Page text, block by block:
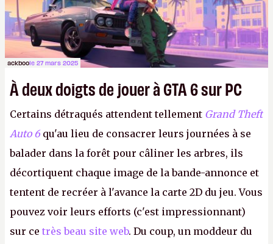
ackboole 27 mars 2025
À deux doigts de jouer à GTA 6 sur PC
Certains détraqués attendent tellement Grand Theft
Auto 6 qu'au lieu de consacrer leurs journées à se
balader dans la forêt pour câliner les arbres, ils
décortiquent chaque image de la bande-annonce et
tentent de recréer à l'avance la carte 2D du jeu. Vous
pouvez voir leurs efforts (c'est impressionnant)
sur ce très beau site web. Du coup, un moddeur du